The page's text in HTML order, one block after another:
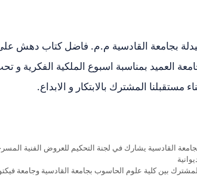
بجامعة القادسية م.م. فاضل كتاب دهش على
العميد بمناسبة اسبوع الملكية الفكرية و
مستقبلنا المشترك بالابتكار و الابداع.
القادسية يشارك في لجنة التحكيم للعروض الفنية
بين كلية علوم الحاسوب بجامعة القادسية وجامعة